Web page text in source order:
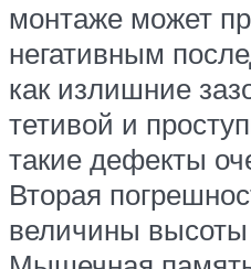
монтаже может
негативным
как излишние
тетивой и
такие дефекты
Вторая
величины высоты